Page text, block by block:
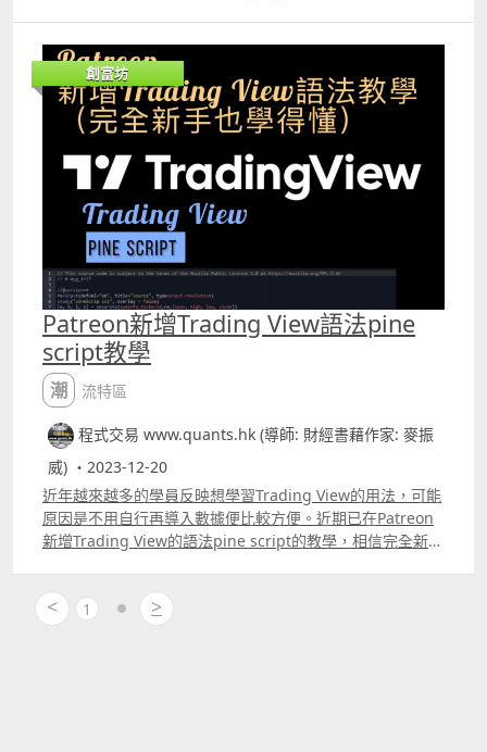
分注平倉，要讓Trading View知道你要將那一個已入市的倉
位平倉，寫平倉時要列明這個名稱的。 寫了名稱後就是要告
訴Trading View你是造好還是造淡，造好的寫法是
strategy.long，造淡的寫法是strategy.short，其實有了名
上標示一些註解，那就用comment=，以上的策略就是想在
圖表上看到MacdLE及MacdSE，他才會加上comment。 而
最基本寫策略就是 if
hellip;hellip;hellip;hellip;hellip;hellip;. 然後
strategy.entry hellip;hellip;hellip; 以上的策略就是Delta
由零以下升至零以上就買入，Delta由零以上跌至零以下就
造淡。 這樣整個簡單的策略便寫完，但若你想在圖表上畫上
一些線標示買入及賣出的訊號。那便加上plot
hellip;hellip;hellip;hellip;hellip;hellip;hellip;hellip; Plot
的最基本用法是 內加上 要畫那一個數值, 名稱, 顏色, 線的寬
度, 線的形狀。 以上的策略就是要畫strategy.equity代表資
金的變化，然後給予名稱時要用title= ldquo; ldquo; ，之後
是顏色，寫法是color=color.什麼顏色，例如
color=color.blue，之後是線的寬度及形狀。
plot.style_area代表將線條繪製成區域圖形，這個功能在
version 4或以上版本才有的。 另大家要留意在pine script
中加上 大多是註解，加了後即使你寫一些中文也不會有影響
的，不會令策略有變化。原創者在寫plot 時加了 代表這句只
是給大家參考，若把 冊除才會有plot的功能出現。 即使大家
是Trading View的全新手也會覺得十分簡單吧 筆者會定期
將一些在社群中看到的例子解釋給大家看，透過這個過程去
將交易策略寫出來，再運用ChatGPT直接編寫出答案，無論
是簡單的技術指標運用，又或陰陽燭策略，甚至較複習的套
利策略，ChatGPT都能運用Multicharts的語法直接編寫答
案出來。 雖然ChatGPT的答案未必全部正確，但學員只要明
習方式比過往需要背誦大量Multicharts語法例子的方法更
為有效。 而且若大家要寫大量的交易策略做回測也更為方
便，因為所有策略不用自己由頭寫起，ChatGPT寫出大部份
內容後再修改便可以，最終能節省不少時間。 本書的例子中
除了常見的技術指標使用，也有自行組合的陰陽燭形態，以
及一些比較高階的短炒及Daytrade 策略，包括分析恒指重
磅股走勢短炒期指的方法、長短倉短炒策略 同時買入騰訊沽
空阿里巴巴等，這些策略只要ChatGPT及Multicharts同時
配合使用，要寫出來及再修改也並不困難。 另外一些較少見
的技術指標如適合Daytrade或短炒的Detrended Price
Oscillator、Chande Kroll Stop、Super Trend、klinger
Oscillator等，又或用以判斷單邊市及上落市的Choppiness
Index，在交易時也有一定的參考價值，本書除了介紹這些
指標的特別用法外，也會講解如何透過ChatGPT協助編寫這
些指標，並同時在Multicharts上直接運用。
創富坊
Patreon新增Trading View語法pine
script教學
潮流特區
程式交易 www.quants.hk (導師: 財經書藉作家: 麥振
威) ・2023-12-20
近年越來越多的學員反映想學習Trading View的用法，可能
原因是不用自行再導入數據便比較方便。近期已在Patreon
新增Trading View的語法pine script的教學，相信完全新手
希望對大家有幫助。 httpswww.patreon.comquantshk
< 1 >